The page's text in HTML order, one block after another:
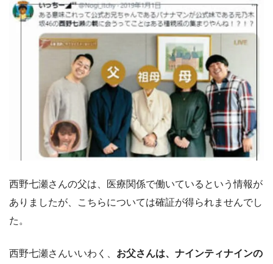
西野七瀬さんの父は、医療関係で働いているという情報が
ありましたが、こちらについては確証が得られませんでし
た。
西野七瀬さんいいわく、 お父さんは、ナインティナインの